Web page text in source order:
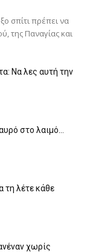
σπίτι πρέπει να
της Παν­αγίας και
Να λες αυτή την
στο λαιμό…
τη λέτε κάθε
χωρίς